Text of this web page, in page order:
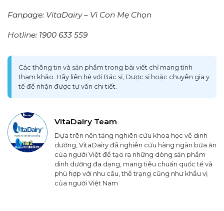
Fanpage: VitaDairy – Vì Con Mẹ Chọn
Hotline: 1900 633 559
Các thông tin và sản phẩm trong bài viết chỉ mang tính
tham khảo. Hãy liên hệ với Bác sĩ, Dược sĩ hoặc chuyên gia y
tế để nhận được tư vấn chi tiết.
VitaDairy Team
Dựa trên nền tảng nghiên cứu khoa học về dinh
dưỡng, VitaDairy đã nghiên cứu hàng ngàn bữa ăn
của người Việt để tạo ra những dòng sản phẩm
dinh dưỡng đa dạng, mang tiêu chuẩn quốc tế và
phù hợp với nhu cầu, thể trạng cũng như khẩu vị
của người Việt Nam